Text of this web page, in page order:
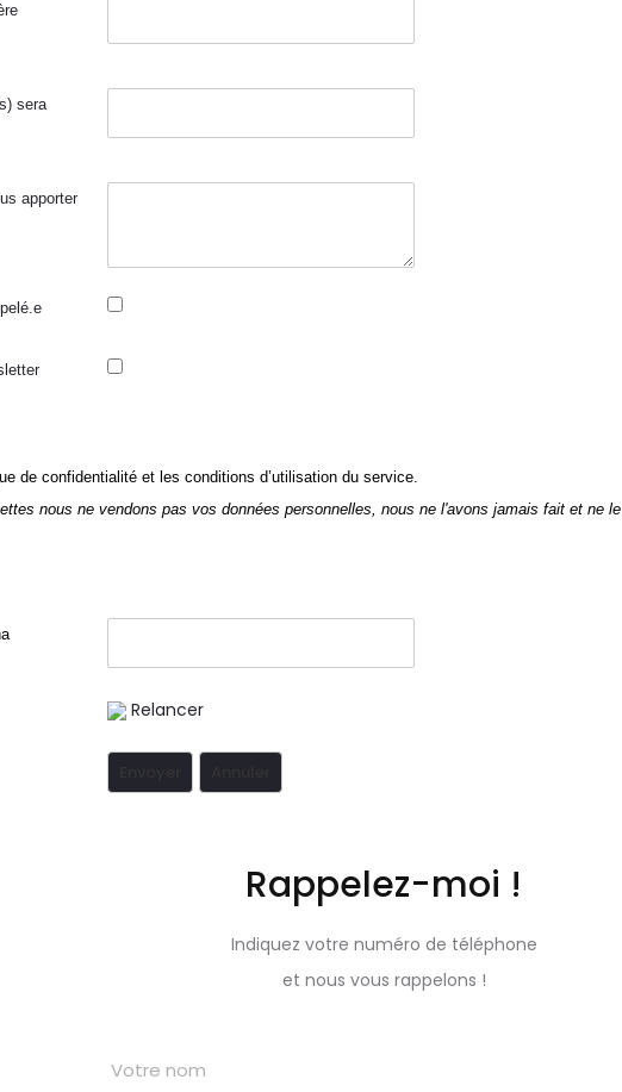
sera
apporter
de confidentialité et les conditions d’utilisation du service.
nous ne vendons pas vos données personnelles, nous ne l'avons jamais fait et ne le
Relancer
Rappelez-moi !
Indiquez votre numéro de téléphone
et nous vous rappelons !